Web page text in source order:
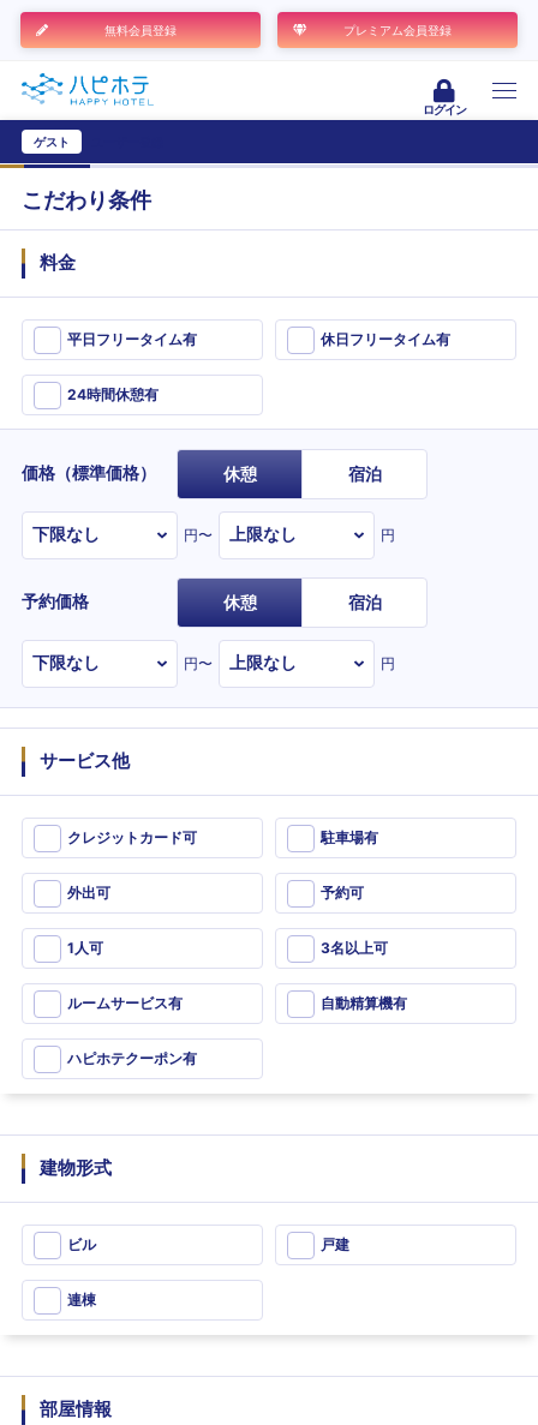
無料会員登録 プレミアム会員登録
ログイン
ゲスト
こだわり条件
料金
平日フリータイム有 休日フリータイム有
24時間休憩有
価格（標準価格） 休憩 宿泊
円〜 円
予約価格 休憩 宿泊
円〜 円
サービス他
クレジットカード可 駐車場有
外出可 予約可
1人可 3名以上可
ルームサービス有 自動精算機有
ハピホテクーポン有
建物形式
ビル 戸建
連棟
部屋情報